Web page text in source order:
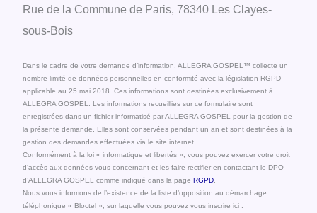
Rue de la Commune de Paris, 78340 Les Clayes-
sous-Bois
Dans le cadre de votre demande d’information, ALLEGRA GOSPEL™ collecte un
nombre limité de données personnelles en conformité avec la législation RGPD
applicable au 25 mai 2018. Ces informations sont destinées exclusivement à
ALLEGRA GOSPEL. Les informations recueillies sur ce formulaire sont
enregistrées dans un fichier informatisé par ALLEGRA GOSPEL pour la gestion de
la présente demande. Elles sont conservées pendant un an et sont destinées à la
gestion des demandes effectuées via le site internet.
Conformément à la loi « informatique et libertés », vous pouvez exercer votre droit
d’accès aux données vous concernant et les faire rectifier en contactant le DPO
d’ALLEGRA GOSPEL comme indiqué dans la page RGPD
Nous vous informons de l’existence de la liste d’opposition au démarchage
téléphonique « Bloctel », sur laquelle vous pouvez vous inscrire ici :